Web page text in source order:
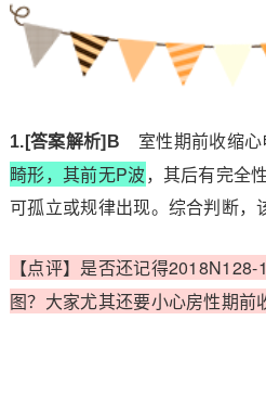
1.[答案解析]B 室性期前收缩
畸形，其前无P波，其后有完全
可孤立或规律出现。综合判断，
【点评】是否还记得
图？大家尤其还要小心房性期前